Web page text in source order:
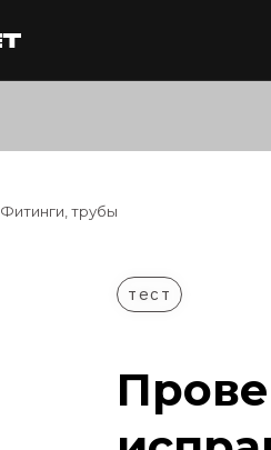
Фитинги, трубы
тест